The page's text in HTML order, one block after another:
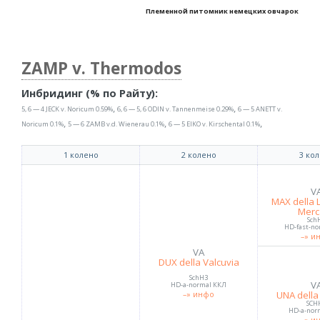
ZAMP v. Thermodos
Племенной питомник немецких овчарок
Инбридинг (% по Райту):
5, 6 — 4 JECK v. Noricum 0.59%, 6, 6 — 5, 6 ODIN v. Tannenmeise 0.29%, 6 — 5 ANETT v.
Noricum 0.1%, 5 — 6 ZAMB v.d. Wienerau 0.1%, 6 — 5 EIKO v. Kirschental 0.1%,
1 колено 2 колено 3
VA
DUX della Valcuvia
SchH3
HD-a-normal ККЛ
–» инфо
MAX della
HD-fast-
–»
UNA
HD-a-